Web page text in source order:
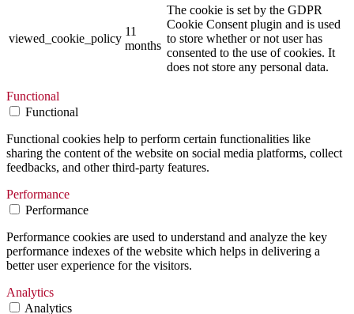
viewed_cookie_policy
11
months
The cookie is set by the GDPR
Cookie Consent plugin and is used
to store whether or not user has
consented to the use of cookies. It
does not store any personal data.
Functional
Functional
Functional cookies help to perform certain functionalities like
sharing the content of the website on social media platforms, collect
feedbacks, and other third-party features.
Performance
Performance
Performance cookies are used to understand and analyze the key
performance indexes of the website which helps in delivering a
better user experience for the visitors.
Analytics
Analytics